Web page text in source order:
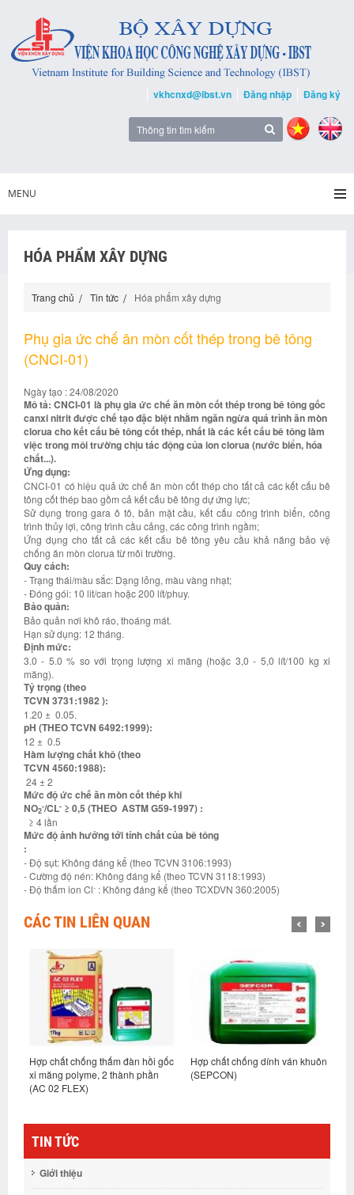
vkhcnxd@ibst.vn Đăng nhập Đăng ký
MENU
HÓA PHẨM XÂY DỰNG
Trang chủ Tin tức Hóa phẩm xây dựng
Phụ gia ức chế ăn mòn cốt thép trong bê tông
(CNCI-01)
Ngày tạo : 24/08/2020
Mô tả: CNCI-01 là phụ gia ức chế ăn mòn cốt thép trong bê tông gốc
canxi nitrit được chế tạo đặc biệt nhằm ngăn ngừa quá trình ăn mòn
clorua cho kết cấu bê tông cốt thép, nhất là các kết cấu bê tông làm
việc trong môi trường chịu tác động của ion clorua (nước biển, hóa
chất...).
Ứng dụng:
CNCI-01 có hiệu quả ức chế ăn mòn cốt thép cho tất cả các kết cấu bê
tông cốt thép bao gồm cả kết cấu bê tông dự ứng lực;
Sử dụng trong gara ô tô, bản mặt cầu, kết cấu công trình biển, công
trình thủy lợi, công trình cầu cảng, các công trình ngầm;
Ứng dụng cho tất cả các kết cấu bê tông yêu cầu khả năng bảo vệ
chống ăn mòn clorua từ môi trường.
Quy cách:
- Trạng thái/màu sắc: Dạng lỏng, màu vàng nhạt;
- Đóng gói: 10 lit/can hoặc 200 lít/phuy.
Bảo quản:
Bảo quản nơi khô ráo, thoáng mát.
Hạn sử dụng: 12 tháng.
Định mức:
3.0 - 5.0 % so với trọng lượng xi măng (hoặc 3,0 - 5,0 lít/100 kg xi
măng).
Tỷ trọng (theo
TCVN 3731:1982 ):
1.20 ± 0.05.
pH (THEO TCVN 6492:1999):
12 ± 0.5
Hàm lượng chất khô (theo
TCVN 4560:1988):
24 ± 2
Mức độ ức chế ăn mòn cốt thép khi
NO2
-/CL- ≥ 0,5 (THEO ASTM G59-1997) :
≥ 4 lần
Mức độ ảnh hưởng tới tính chất của bê tông
:
- Độ sụt: Không đáng kể (theo TCVN 3106:1993)
- Cường độ nén: Không đáng kể (theo TCVN 3118:1993)
- Độ thấm ion Cl- : Không đáng kể (theo TCXDVN 360:2005)
CÁC TIN LIÊN QUAN
Hợp chất chống thấm đàn hồi gốc
xi măng polyme, 2 thành phần
(AC 02 FLEX)
Hợp chất chống dính ván khuôn
(SEPCON)
TIN TỨC
Giới thiệu